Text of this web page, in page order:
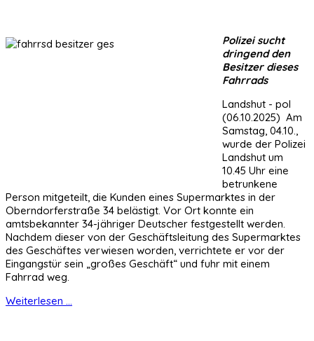
Polizei sucht
dringend den
Besitzer dieses
Fahrrads
Landshut - pol
(06.10.2025) Am
Samstag, 04.10.,
wurde der Polizei
Landshut um
10.45 Uhr eine
betrunkene
Person mitgeteilt, die Kunden eines Supermarktes in der
Oberndorferstraße 34 belästigt. Vor Ort konnte ein
amtsbekannter 34-jähriger Deutscher festgestellt werden.
Nachdem dieser von der Geschäftsleitung des Supermarktes
des Geschäftes verwiesen worden, verrichtete er vor der
Eingangstür sein „großes Geschäft“ und fuhr mit einem
Fahrrad weg.
Weiterlesen ...